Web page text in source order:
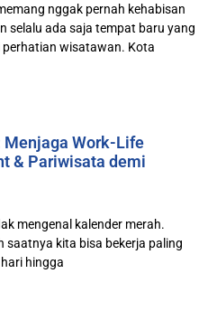
nggak pernah kehabisan
selalu ada saja tempat baru yang
wisatawan. Kota
Menjaga Work-Life
& Pariwisata demi
mengenal kalender merah.
saatnya kita bisa bekerja paling
hingga